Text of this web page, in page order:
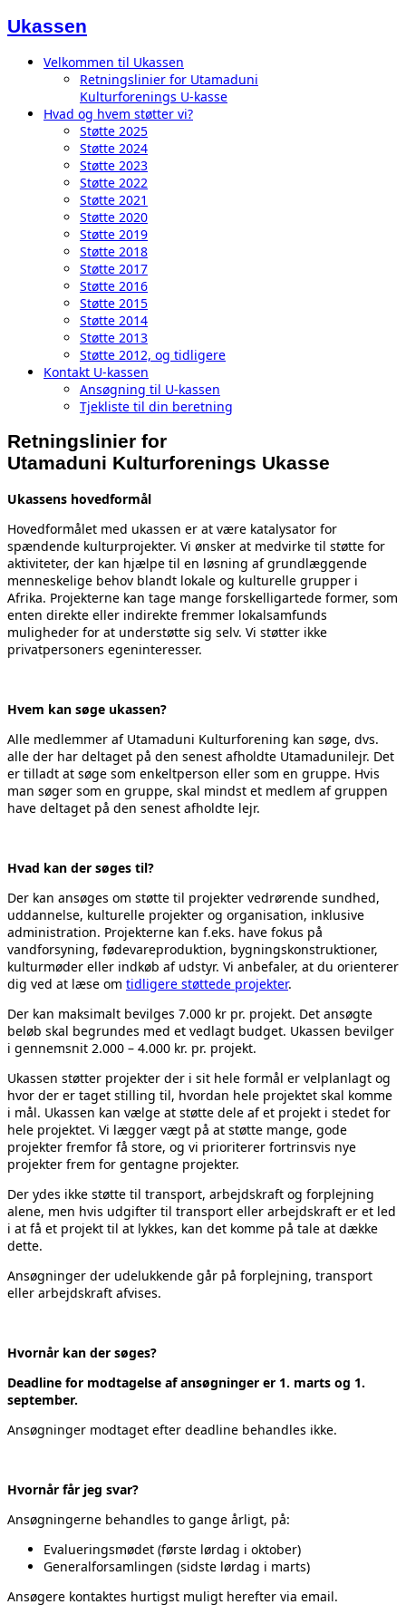
Ukassen
Velkommen til Ukassen
Retningslinier for Utamaduni
Kulturforenings U-kasse
Hvad og hvem støtter vi?
Støtte 2025
Støtte 2024
Støtte 2023
Støtte 2022
Støtte 2021
Støtte 2020
Støtte 2019
Støtte 2018
Støtte 2017
Støtte 2016
Støtte 2015
Støtte 2014
Støtte 2013
Støtte 2012, og tidligere
Kontakt U-kassen
Ansøgning til U-kassen
Tjekliste til din beretning
Retningslinier for
Utamaduni Kulturforenings Ukasse
Ukassens hovedformål
Hovedformålet med ukassen er at være katalysator for
spændende kulturprojekter. Vi ønsker at medvirke til støtte for
aktiviteter, der kan hjælpe til en løsning af grundlæggende
menneskelige behov blandt lokale og kulturelle grupper i
Afrika. Projekterne kan tage mange forskelligartede former, som
enten direkte eller indirekte fremmer lokalsamfunds
muligheder for at understøtte sig selv. Vi støtter ikke
privatpersoners egeninteresser.
Hvem kan søge ukassen?
Alle medlemmer af Utamaduni Kulturforening kan søge, dvs.
alle der har deltaget på den senest afholdte Utamadunilejr. Det
er tilladt at søge som enkeltperson eller som en gruppe. Hvis
man søger som en gruppe, skal mindst et medlem af gruppen
have deltaget på den senest afholdte lejr.
Hvad kan der søges til?
Der kan ansøges om støtte til projekter vedrørende sundhed,
uddannelse, kulturelle projekter og organisation, inklusive
administration. Projekterne kan f.eks. have fokus på
vandforsyning, fødevareproduktion, bygningskonstruktioner,
kulturmøder eller indkøb af udstyr. Vi anbefaler, at du orienterer
dig ved at læse om tidligere støttede projekter.
Der kan maksimalt bevilges 7.000 kr pr. projekt. Det ansøgte
beløb skal begrundes med et vedlagt budget. Ukassen bevilger
i gennemsnit 2.000 – 4.000 kr. pr. projekt.
Ukassen støtter projekter der i sit hele formål er velplanlagt og
hvor der er taget stilling til, hvordan hele projektet skal komme
i mål. Ukassen kan vælge at støtte dele af et projekt i stedet for
hele projektet. Vi lægger vægt på at støtte mange, gode
projekter fremfor få store, og vi prioriterer fortrinsvis nye
projekter frem for gentagne projekter.
Der ydes ikke støtte til transport, arbejdskraft og forplejning
alene, men hvis udgifter til transport eller arbejdskraft er et led
i at få et projekt til at lykkes, kan det komme på tale at dække
dette.
Ansøgninger der udelukkende går på forplejning, transport
eller arbejdskraft afvises.
Hvornår kan der søges?
Deadline for modtagelse af ansøgninger er 1. marts og 1.
september.
Ansøgninger modtaget efter deadline behandles ikke.
Hvornår får jeg svar?
Ansøgningerne behandles to gange årligt, på:
Evalueringsmødet (første lørdag i oktober)
Generalforsamlingen (sidste lørdag i marts)
Ansøgere kontaktes hurtigst muligt herefter via email.